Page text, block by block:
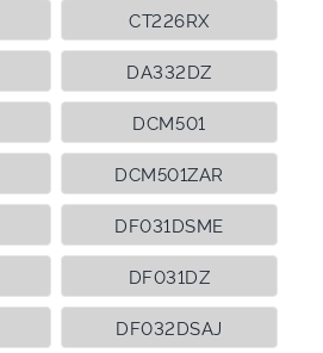
CT226RX
DA332DZ
DCM501
DCM501ZAR
DF031DSME
DF031DZ
DF032DSAJ